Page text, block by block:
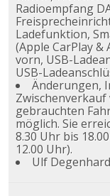
Radioempfang
Ladefunktion,
(Apple CarPlay &
vorn, USB-
USB-
Änderungen,
gebrauchten
möglich. Sie
8.30 Uhr bis
12.00 Uhr).
Ulf